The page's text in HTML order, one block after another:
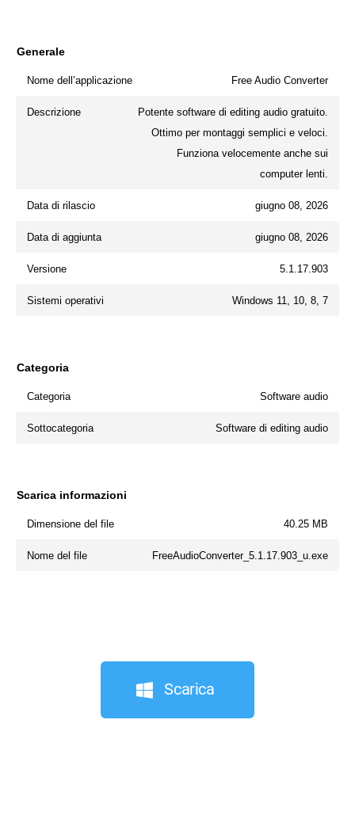
Generale
Nome dell’applicazione Free Audio Converter
Descrizione
Potente software di editing audio gratuito.
Ottimo per montaggi semplici e veloci.
Funziona velocemente anche sui
computer lenti.
Data di rilascio giugno 08, 2026
Data di aggiunta giugno 08, 2026
Versione 5.1.17.903
Sistemi operativi Windows 11, 10, 8, 7
Categoria
Categoria Software audio
Sottocategoria Software di editing audio
Scarica informazioni
Dimensione del file 40.25 MB
Nome del file FreeAudioConverter_5.1.17.903_u.exe
Scarica